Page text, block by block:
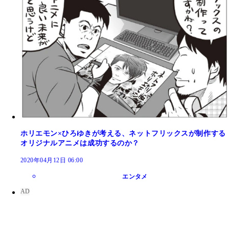
ホリエモン×ひろゆきが考える、ネットフリックスが制作する
オリジナルアニメは成功するのか？
2020年04月12日 06:00
エンタメ